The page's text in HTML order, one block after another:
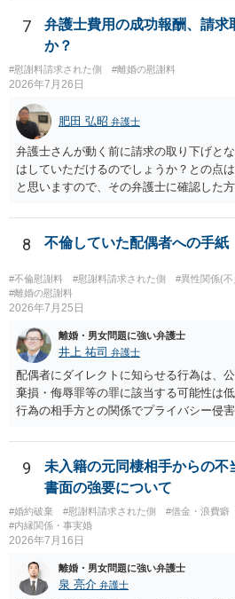
響、離婚・別居の有無、証拠関係等によ
ように、LINEのやり取りと数回の食事の
ば、原則として不貞慰謝料支払義務は否
がない場合でも、親密なやり取りの内容
姻共同生活の平穏を害したとして、例外
れることもあります。 すでに弁護士に依
の購入事情も含めて説明し、支払能力の
の相当性を分けて交渉してもらう方がよい
7
弁護士費用の成功報酬、請求
か？
#慰謝料請求された側 #離婚の慰謝料
2026年7月26日
肥田 弘昭 弁護士
弁護士さんが動く前に請求の取り下げと
はしていただけるのでしょうか？との点
と思いますので、その弁護士に確認した
8 不倫していた配偶者への手紙
#不倫慰謝料 #慰謝料請求された側 #異性関係(不
#離婚の慰謝料
2026年7月25日
離婚・男女問題に強い弁護士
井上 祐司 弁護士
配偶者にダイレクトに知らせる行為は、
棄損・侮辱罪等の罪に該当する可能性は
行為の相手方との関係でプライバシー侵
ため、弁護士としては推奨しないことが
9
未入籍の元同棲相手からの不
書面の強要について
#婚約破棄 #慰謝料請求された側 #借金・浪費癖
#内縁関係・事実婚
2026年7月16日
離婚・男女問題に強い弁護士
泉 亮介 弁護士